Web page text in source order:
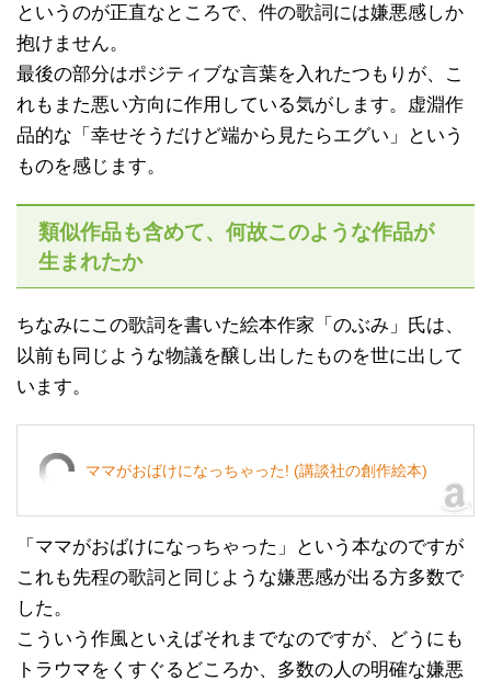
というのが正直なところで、件の歌詞には嫌悪感しか
抱けません。
最後の部分はポジティブな言葉を入れたつもりが、こ
れもまた悪い方向に作用している気がします。虚淵作
品的な「幸せそうだけど端から見たらエグい」という
ものを感じます。
類似作品も含めて、何故このような作品が
生まれたか
ちなみにこの歌詞を書いた絵本作家「のぶみ」氏は、
以前も同じような物議を醸し出したものを世に出して
います。
ママがおばけになっちゃった! (講談社の創作絵本)
「ママがおばけになっちゃった」という本なのですが
これも先程の歌詞と同じような嫌悪感が出る方多数で
した。
こういう作風といえばそれまでなのですが、どうにも
トラウマをくすぐるどころか、多数の人の明確な嫌悪